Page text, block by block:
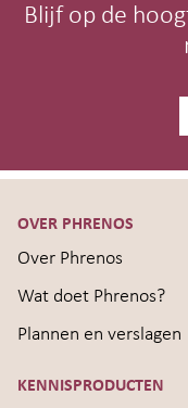
Blijf op de
OVER PHRENOS
Over Phrenos
Wat doet Phrenos?
Plannen en verslagen
KENNISPRODUCTEN